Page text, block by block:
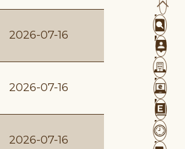
2026-07-16
2026-07-16
2026-07-16